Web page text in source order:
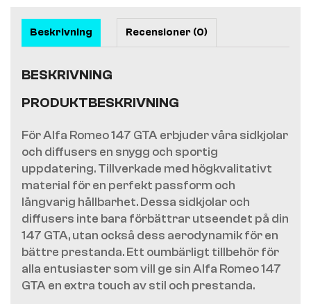
Beskrivning Recensioner (0)
BESKRIVNING
PRODUKTBESKRIVNING
För Alfa Romeo 147 GTA erbjuder våra sidkjolar
och diffusers en snygg och sportig
uppdatering. Tillverkade med högkvalitativt
material för en perfekt passform och
långvarig hållbarhet. Dessa sidkjolar och
diffusers inte bara förbättrar utseendet på din
147 GTA, utan också dess aerodynamik för en
bättre prestanda. Ett oumbärligt tillbehör för
alla entusiaster som vill ge sin Alfa Romeo 147
GTA en extra touch av stil och prestanda.